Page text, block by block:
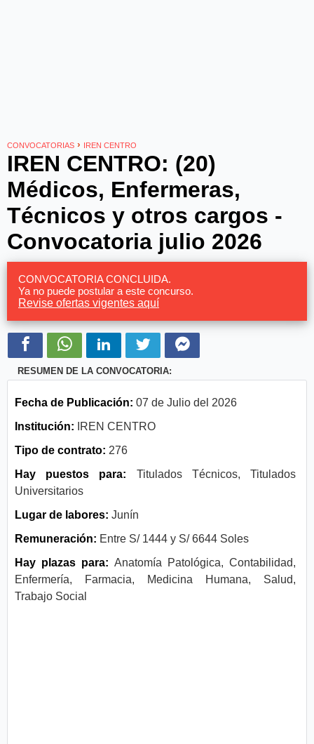
CONVOCATORIAS › IREN CENTRO
IREN CENTRO: (20)
Médicos, Enfermeras,
Técnicos y otros cargos -
Convocatoria julio 2026
CONVOCATORIA CONCLUIDA.
Ya no puede postular a este concurso.
Revise ofertas vigentes aquí
RESUMEN DE LA CONVOCATORIA:
Fecha de Publicación: 07 de Julio del 2026
Institución: IREN CENTRO
Tipo de contrato: 276
Hay puestos para: Titulados Técnicos, Titulados
Universitarios
Lugar de labores: Junín
Remuneración: Entre S/ 1444 y S/ 6644 Soles
Hay plazas para: Anatomía Patológica, Contabilidad,
Enfermería, Farmacia, Medicina Humana, Salud,
Trabajo Social